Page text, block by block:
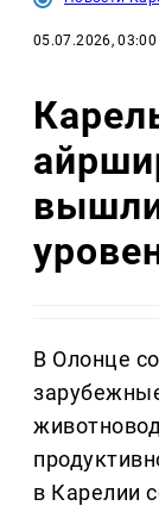
05.07.2026, 03:00
В Олонце
в Карелии